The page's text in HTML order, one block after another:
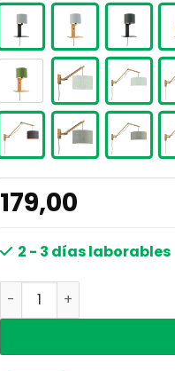
179,00
2 - 3 días laborables
Lámpara de pared gris